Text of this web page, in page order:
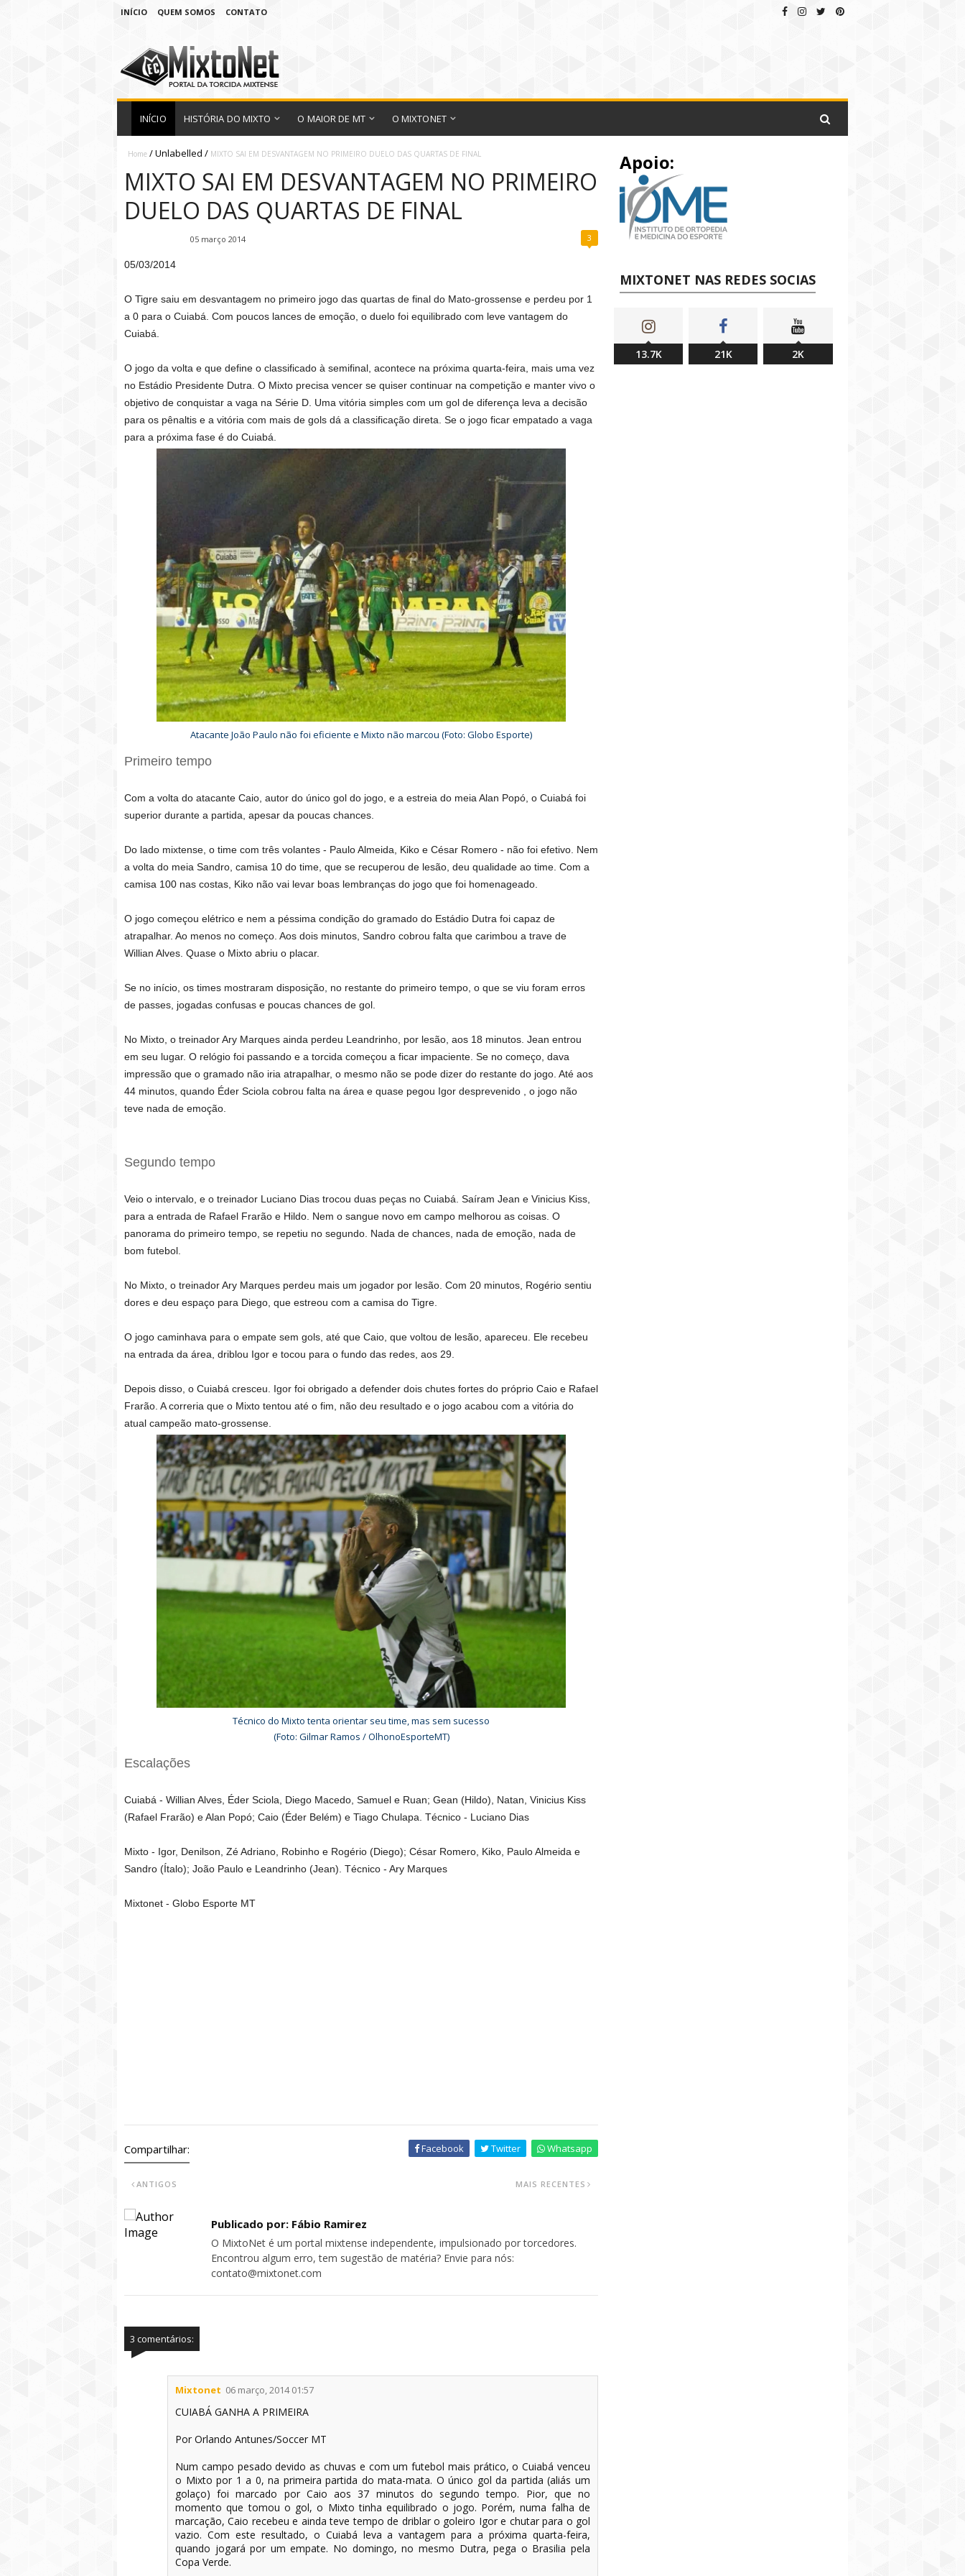
INÍCIO QUEM SOMOS CONTATO
INÍCIO HISTÓRIA DO MIXTO O MAIOR DE MT O MIXTONET
Home /Unlabelled / MIXTO SAI EM DESVANTAGEM NO PRIMEIRO DUELO DAS QUARTAS DE FINAL
MIXTO SAI EM DESVANTAGEM NO PRIMEIRO
DUELO DAS QUARTAS DE FINAL
05 março 2014 3
05/03/2014
O Tigre saiu em desvantagem no primeiro jogo das quartas de final do Mato-grossense e perdeu por 1
a 0 para o Cuiabá. Com poucos lances de emoção, o duelo foi equilibrado com leve vantagem do
Cuiabá.
O jogo da volta e que define o classificado à semifinal, acontece na próxima quarta-feira, mais uma vez
no Estádio Presidente Dutra. O Mixto precisa vencer se quiser continuar na competição e manter vivo o
objetivo de conquistar a vaga na Série D. Uma vitória simples com um gol de diferença leva a decisão
para os pênaltis e a vitória com mais de gols dá a classificação direta. Se o jogo ficar empatado a vaga
para a próxima fase é do Cuiabá.
Atacante João Paulo não foi eficiente e Mixto não marcou (Foto: Globo Esporte)
Primeiro tempo
Com a volta do atacante Caio, autor do único gol do jogo, e a estreia do meia Alan Popó, o Cuiabá foi
superior durante a partida, apesar da poucas chances.
Do lado mixtense, o time com três volantes - Paulo Almeida, Kiko e César Romero - não foi efetivo. Nem
a volta do meia Sandro, camisa 10 do time, que se recuperou de lesão, deu qualidade ao time. Com a
camisa 100 nas costas, Kiko não vai levar boas lembranças do jogo que foi homenageado.
O jogo começou elétrico e nem a péssima condição do gramado do Estádio Dutra foi capaz de
atrapalhar. Ao menos no começo. Aos dois minutos, Sandro cobrou falta que carimbou a trave de
Willian Alves. Quase o Mixto abriu o placar.
Se no início, os times mostraram disposição, no restante do primeiro tempo, o que se viu foram erros
de passes, jogadas confusas e poucas chances de gol.
No Mixto, o treinador Ary Marques ainda perdeu Leandrinho, por lesão, aos 18 minutos. Jean entrou
em seu lugar. O relógio foi passando e a torcida começou a ficar impaciente. Se no começo, dava
impressão que o gramado não iria atrapalhar, o mesmo não se pode dizer do restante do jogo. Até aos
44 minutos, quando Éder Sciola cobrou falta na área e quase pegou Igor desprevenido , o jogo não
teve nada de emoção.
Segundo tempo
Veio o intervalo, e o treinador Luciano Dias trocou duas peças no Cuiabá. Saíram Jean e Vinicius Kiss,
para a entrada de Rafael Frarão e Hildo. Nem o sangue novo em campo melhorou as coisas. O
panorama do primeiro tempo, se repetiu no segundo. Nada de chances, nada de emoção, nada de
bom futebol.
No Mixto, o treinador Ary Marques perdeu mais um jogador por lesão. Com 20 minutos, Rogério sentiu
dores e deu espaço para Diego, que estreou com a camisa do Tigre.
O jogo caminhava para o empate sem gols, até que Caio, que voltou de lesão, apareceu. Ele recebeu
na entrada da área, driblou Igor e tocou para o fundo das redes, aos 29.
Depois disso, o Cuiabá cresceu. Igor foi obrigado a defender dois chutes fortes do próprio Caio e Rafael
Frarão. A correria que o Mixto tentou até o fim, não deu resultado e o jogo acabou com a vitória do
atual campeão mato-grossense.
Técnico do Mixto tenta orientar seu time, mas sem sucesso
(Foto: Gilmar Ramos / OlhonoEsporteMT)
Escalações
Cuiabá - Willian Alves, Éder Sciola, Diego Macedo, Samuel e Ruan; Gean (Hildo), Natan, Vinicius Kiss
(Rafael Frarão) e Alan Popó; Caio (Éder Belém) e Tiago Chulapa. Técnico - Luciano Dias
Mixto - Igor, Denilson, Zé Adriano, Robinho e Rogério (Diego); César Romero, Kiko, Paulo Almeida e
Sandro (Ítalo); João Paulo e Leandrinho (Jean). Técnico - Ary Marques
Mixtonet - Globo Esporte MT
Compartilhar: Facebook Twitter Whatsapp
MAIS RECENTES
ANTIGOS
Publicado por: Fábio Ramirez
O MixtoNet é um portal mixtense independente, impulsionado por torcedores.
Encontrou algum erro, tem sugestão de matéria? Envie para nós:
contato@mixtonet.com
3 comentários:
Mixtonet 06 março, 2014 01:57
CUIABÁ GANHA A PRIMEIRA
Por Orlando Antunes/Soccer MT
Num campo pesado devido as chuvas e com um futebol mais prático, o Cuiabá venceu
o Mixto por 1 a 0, na primeira partida do mata-mata. O único gol da partida (aliás um
golaço) foi marcado por Caio aos 37 minutos do segundo tempo. Pior, que no
momento que tomou o gol, o Mixto tinha equilibrado o jogo. Porém, numa falha de
marcação, Caio recebeu e ainda teve tempo de driblar o goleiro Igor e chutar para o gol
vazio. Com este resultado, o Cuiabá leva a vantagem para a próxima quarta-feira,
quando jogará por um empate. No domingo, no mesmo Dutra, pega o Brasilia pela
Copa Verde.
Apoio:
MIXTONET NAS REDES SOCIAS
13.7K 21K 2K